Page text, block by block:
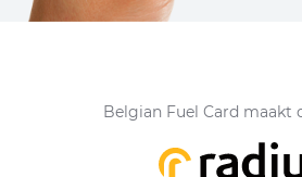
Belgian Fuel Card maakt